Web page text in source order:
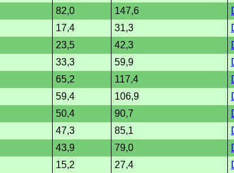
82,0 147,6
17,4 31,3
23,5 42,3
33,3 59,9
65,2 117,4
59,4 106,9
50,4 90,7
47,3 85,1
43,9 79,0
15,2 27,4